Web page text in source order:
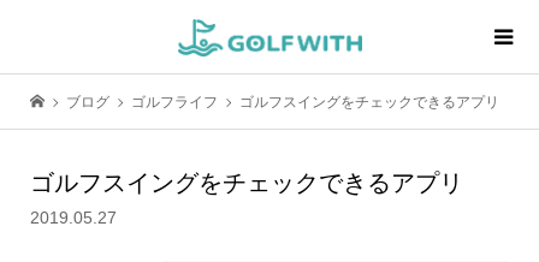
ブログ ゴルフライフ ゴルフスイングをチェックできるアプリ
ゴルフスイングをチェックできるアプリ
2019.05.27